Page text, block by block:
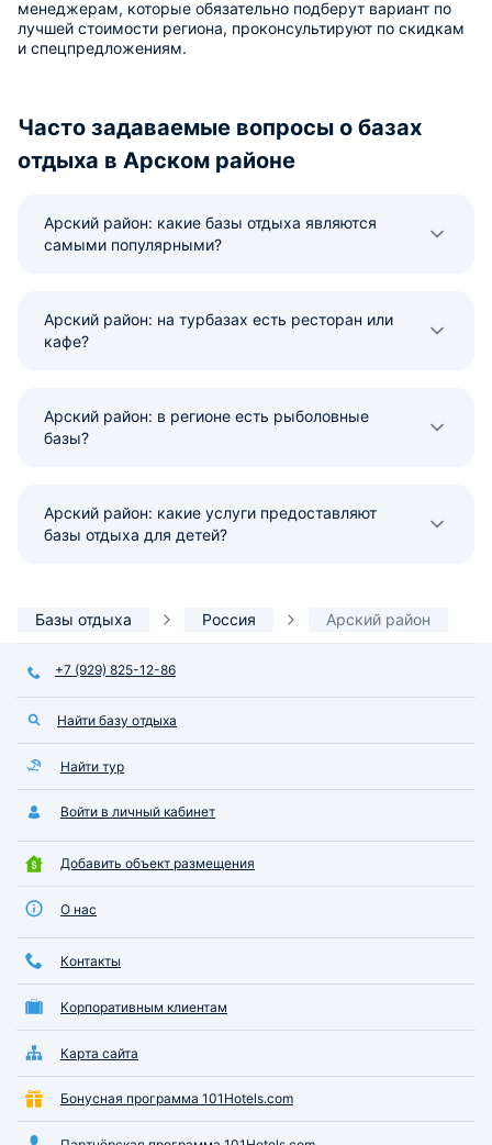
менеджерам, которые обязательно подберут вариант по
лучшей стоимости региона, проконсультируют по скидкам
и спецпредложениям.
Часто задаваемые вопросы о базах
отдыха в Арском районе
Арский район: какие базы отдыха являются
самыми популярными?
Арский район: на турбазах есть ресторан или
кафе?
Арский район: в регионе есть рыболовные
базы?
Арский район: какие услуги предоставляют
базы отдыха для детей?
Базы отдыха Россия Арский район
+7 (929) 825-12-86
Найти базу отдыха
Найти тур
Войти в личный кабинет
Добавить объект размещения
О нас
Контакты
Корпоративным клиентам
Карта сайта
Бонусная программа 101Hotels.com